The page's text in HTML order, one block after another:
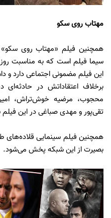
مهتاب روی سکو
همچنین فیلم «مهتاب روی سکو»
سیما فیلم است که به مناسبت
این فیلم مضمونی اجتماعی دارد و
برخلاف اعتقاداتش در
محجوب، مرضیه خوش‌تراش،
تقی‌پور و مهدی صباغی در این فیلم
همچنین فیلم سینمایی قلاده‌های
بصیرت از این شبکه پخش می‌شود.